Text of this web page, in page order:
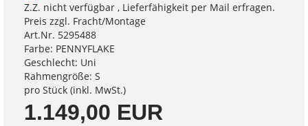
Z.Z. nicht verfügbar , Lieferfähigkeit per Mail erfragen.
Preis zzgl. Fracht/Montage
Art.Nr. 5295488
Farbe: PENNYFLAKE
Geschlecht: Uni
Rahmengröße: S
pro Stück (inkl. MwSt.)
1.149,00 EUR